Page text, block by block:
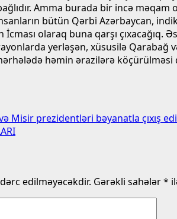
Amma burada bir incə
bütün Qərbi Azərbaycan,
İcması olaraq buna qarşı
yerləşən, xüsusilə Qarabağ
həmin ərazilərə
Misir prezidentləri bəyanatla çıxış
edilməyəcəkdir. Gərəkli sahələr*